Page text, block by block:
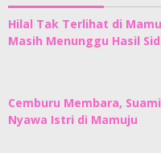
Hilal Tak Terlihat di
Masih Menunggu Hasil
Cemburu Membara,
Nyawa Istri di Mamuju